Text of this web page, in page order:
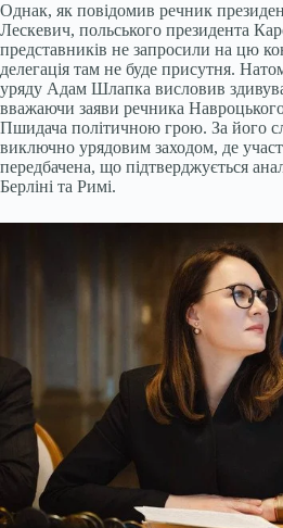
Однак, як повідомив речник
Лескевич, польського президента
представників не запросили на цю
делегація там не буде присутня.
уряду Адам Шлапка висловив
вважаючи заяви речника
Пшидача політичною грою. За його
виключно урядовим заходом, де
передбачена, що підтверджується
Берліні та Римі.